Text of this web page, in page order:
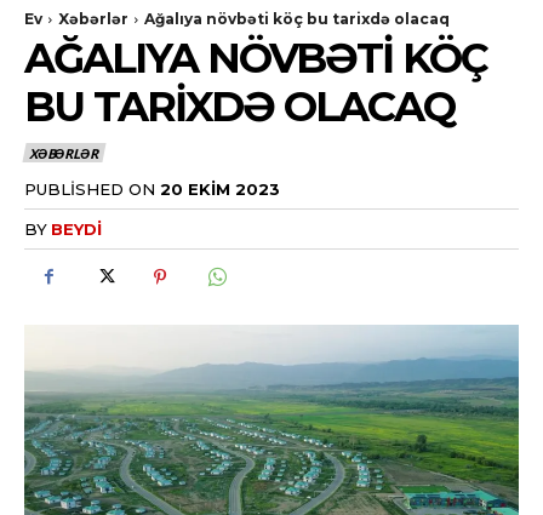
Ev Xəbərlər Ağalıya növbəti köç bu tarixdə olacaq
AĞALIYA NÖVBƏTI KÖÇ
BU TARIXDƏ OLACAQ
XƏBƏRLƏR
PUBLISHED ON 20 EKIM 2023
BY BEYDI